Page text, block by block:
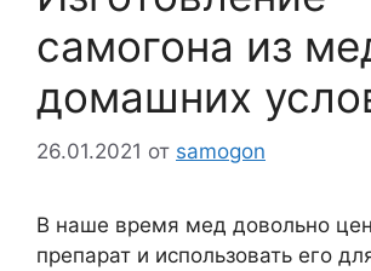
самогона из
домашних
26.01.2021 от samogon
В наше время мед довольно
препарат и использовать его